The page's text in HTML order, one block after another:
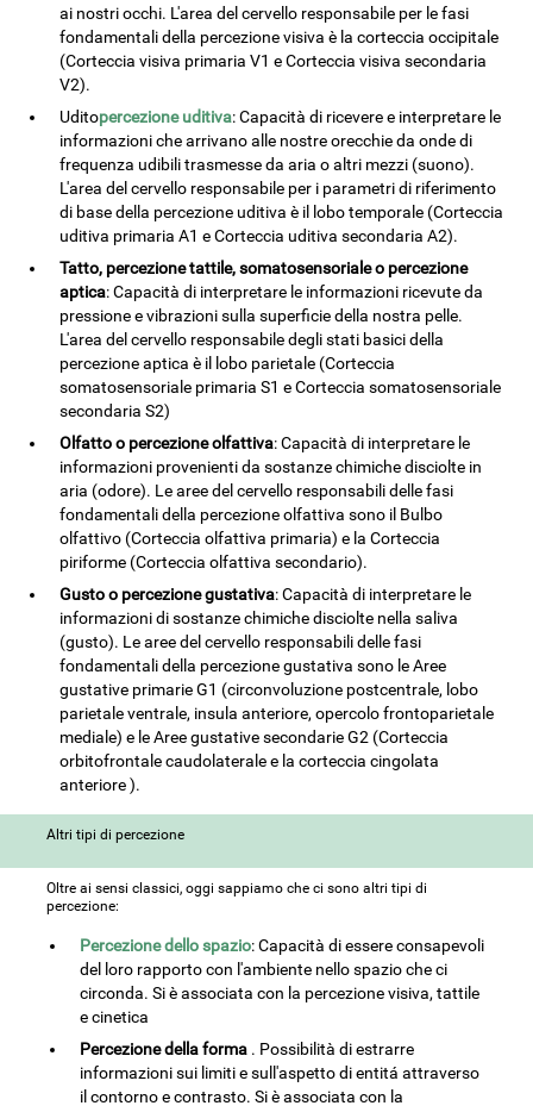
ai nostri occhi. L'area del cervello responsabile per le fasi
fondamentali della percezione visiva è la corteccia occipitale
(Corteccia visiva primaria V1 e Corteccia visiva secondaria
V2).
Uditopercezione uditiva: Capacità di ricevere e interpretare le
informazioni che arrivano alle nostre orecchie da onde di
frequenza udibili trasmesse da aria o altri mezzi (suono).
L'area del cervello responsabile per i parametri di riferimento
di base della percezione uditiva è il lobo temporale (Corteccia
uditiva primaria A1 e Corteccia uditiva secondaria A2).
Tatto, percezione tattile, somatosensoriale o percezione
aptica: Capacità di interpretare le informazioni ricevute da
pressione e vibrazioni sulla superficie della nostra pelle.
L'area del cervello responsabile degli stati basici della
percezione aptica è il lobo parietale (Corteccia
somatosensoriale primaria S1 e Corteccia somatosensoriale
secondaria S2)
Olfatto o percezione olfattiva: Capacità di interpretare le
informazioni provenienti da sostanze chimiche disciolte in
aria (odore). Le aree del cervello responsabili delle fasi
fondamentali della percezione olfattiva sono il Bulbo
olfattivo (Corteccia olfattiva primaria) e la Corteccia
piriforme (Corteccia olfattiva secondario).
Gusto o percezione gustativa: Capacità di interpretare le
informazioni di sostanze chimiche disciolte nella saliva
(gusto). Le aree del cervello responsabili delle fasi
fondamentali della percezione gustativa sono le Aree
gustative primarie G1 (circonvoluzione postcentrale, lobo
parietale ventrale, insula anteriore, opercolo frontoparietale
mediale) e le Aree gustative secondarie G2 (Corteccia
orbitofrontale caudolaterale e la corteccia cingolata
anteriore ).
Altri tipi di percezione
Oltre ai sensi classici, oggi sappiamo che ci sono altri tipi di
percezione:
Percezione dello spazio: Capacità di essere consapevoli
del loro rapporto con l'ambiente nello spazio che ci
circonda. Si è associata con la percezione visiva, tattile
e cinetica
Percezione della forma . Possibilità di estrarre
informazioni sui limiti e sull'aspetto di entitá attraverso
il contorno e contrasto. Si è associata con la